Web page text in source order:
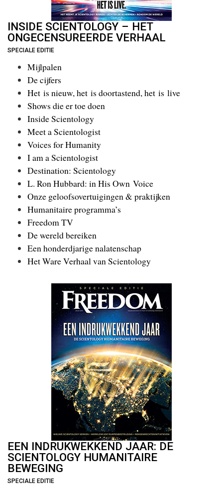
INSIDE SCIENTOLOGY – HET
ONGECENSUREERDE VERHAAL
SPECIALE EDITIE
Mijlpalen
De cijfers
Het is nieuw, het is door­tastend, het is live
Shows die er toe doen
Inside Scientology
Meet a Scientologist
Voices for Humanity
I am a Scientologist
Destination: Scientology
L. Ron Hubbard: in His Own Voice
Onze geloofs­overtuigingen & praktijken
Humanitaire programma’s
Freedom TV
De wereld bereiken
Een honderdjarige nalatenschap
Het Ware Verhaal van Scientology
EEN INDRUKWEKKEND JAAR: DE
SCIENTOLOGY HUMANITAIRE
BEWEGING
SPECIALE EDITIE